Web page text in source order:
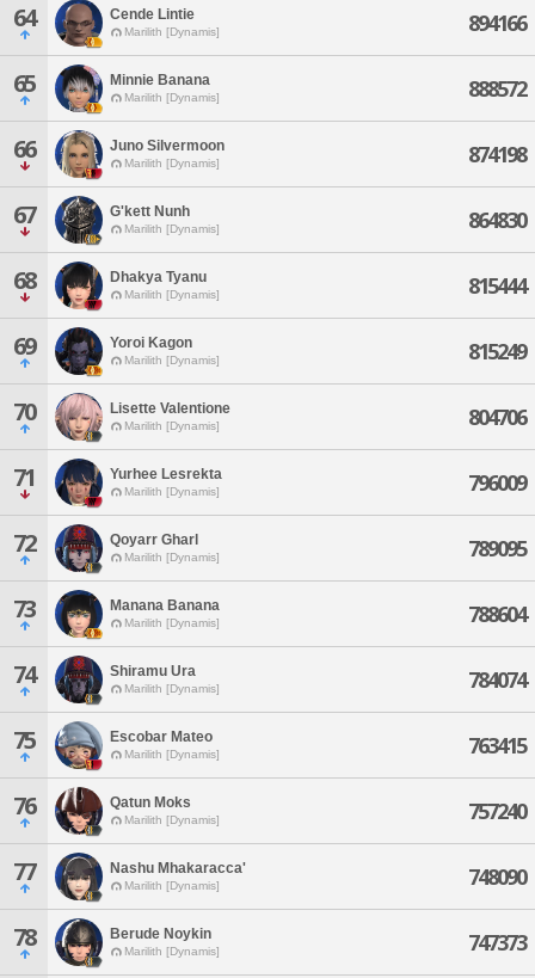
64 Cende Lintie
Marilith [Dynamis] 894166
65 Minnie Banana
Marilith [Dynamis] 888572
66 Juno Silvermoon
Marilith [Dynamis] 874198
67 G'kett Nunh
Marilith [Dynamis] 864830
68 Dhakya Tyanu
Marilith [Dynamis] 815444
69 Yoroi Kagon
Marilith [Dynamis] 815249
70 Lisette Valentione
Marilith [Dynamis] 804706
71 Yurhee Lesrekta
Marilith [Dynamis] 796009
72 Qoyarr Gharl
Marilith [Dynamis] 789095
73 Manana Banana
Marilith [Dynamis] 788604
74 Shiramu Ura
Marilith [Dynamis] 784074
75 Escobar Mateo
Marilith [Dynamis] 763415
76 Qatun Moks
Marilith [Dynamis] 757240
77 Nashu Mhakaracca'
Marilith [Dynamis] 748090
78 Berude Noykin
Marilith [Dynamis] 747373